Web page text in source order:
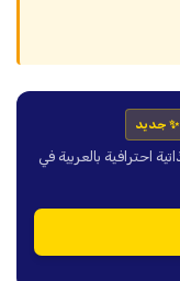
✨ جديد
احترافية بالعربية في